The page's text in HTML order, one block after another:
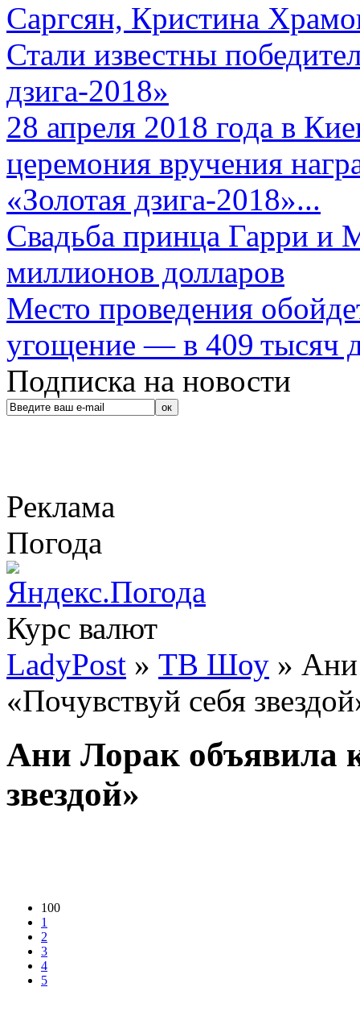
Саргсян, Кристина
Стали известны
дзига-2018»
28 апреля 2018 года в
церемония вручения
«Золотая дзига-2018»...
Свадьба принца Гарри и
миллионов долларов
Место проведения
угощение — в 409 тысяч
Подписка на новости
Реклама
Погода
Курс валют
LadyPost » ТВ Шоу » Ани
«Почувствуй себя
Ани Лорак объявила
звездой»
100
1
2
3
4
5